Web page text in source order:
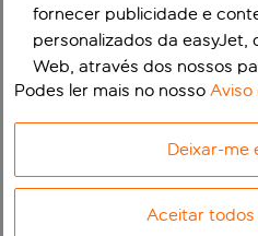
fornecer publicidade e
personalizados da easyJet,
Web, através dos nossos
Podes ler mais no nossoAviso
Deixar-me
Aceitar todos